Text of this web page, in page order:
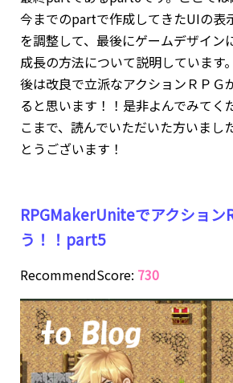
今までのpartで作成してきたUIの表
を調整して、最後にゲームデザイン
成長の方法について説明しています
後は改良で立派なアクションＲＰＧ
ると思います！！是非よんでみてく
こまで、読んでいただいた方いまし
とうございます！
RPGMakerUniteでアクション
う！！part5
RecommendScore: 730